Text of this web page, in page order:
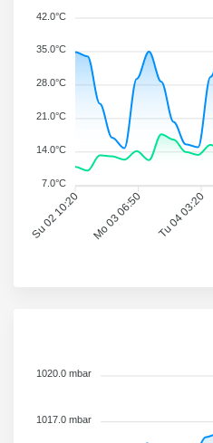
Su 02 10:20 Mo 03 06:50 Tu 04 03:20
42.0°C
35.0°C
28.0°C
21.0°C
14.0°C
7.0°C
1020.0 mbar
1017.0 mbar